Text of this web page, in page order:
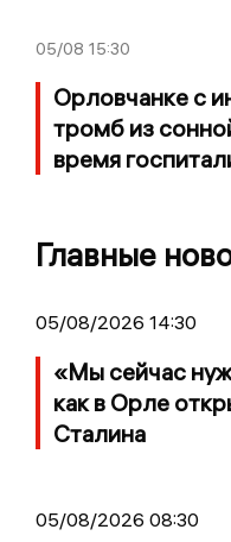
05/08 15:30
Орловчанке с
тромб из
время
Главные
05/08/2026 14:30
«Мы сейчас
как в Орле
Сталина
05/08/2026 08:30